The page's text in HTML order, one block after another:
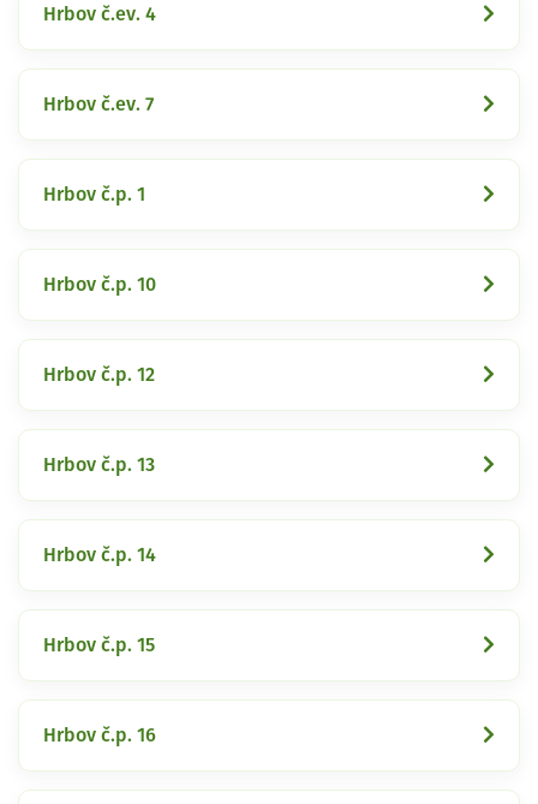
Hrbov č.ev. 4
Hrbov č.ev. 7
Hrbov č.p. 1
Hrbov č.p. 10
Hrbov č.p. 12
Hrbov č.p. 13
Hrbov č.p. 14
Hrbov č.p. 15
Hrbov č.p. 16